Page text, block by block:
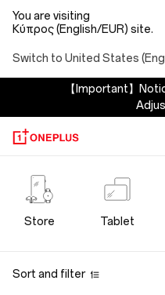
You are visiting
Κύπρος (English/EUR) site.
Switch to United States
【Important】
OnePlus
Power
Store Tablet
Sort and filter